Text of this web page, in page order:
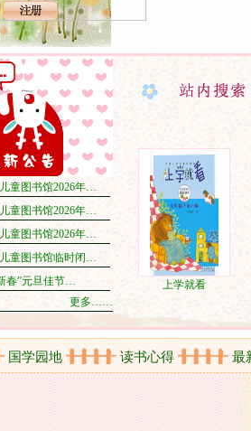
童图书馆2026年…
童图书馆2026年…
童图书馆2026年…
童图书馆临时闭…
春”元旦佳节…
更多……
上学就看
园地 读书心得 最新